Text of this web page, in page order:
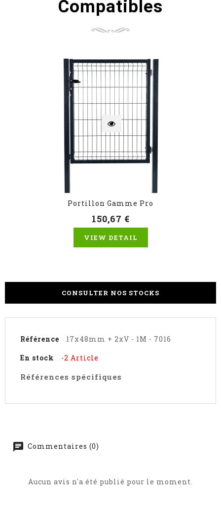
Compatibles
Portillon Gamme Pro
150,67 €
VIEW DETAIL
CONSULTER NOS STOCKS
Référence
17x48mm + 2xV - 1M - 7016
En stock
-2 Article
Références spécifiques
Commentaires (0)
Aucun avis n'a été publié pour le moment.